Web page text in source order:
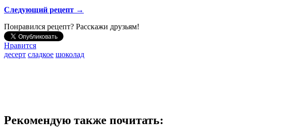
Следующий рецепт →
Понравился рецепт? Расскажи друзьям!
Нравится
десерт сладкое шоколад
Рекомендую также почитать: